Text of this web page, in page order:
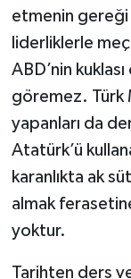
etmenin
liderliklerle
ABD’nin kuklası
göremez. Türk
yapanları da
Atatürk’ü
karanlıkta ak
almak
yoktur.
Tarihten ders